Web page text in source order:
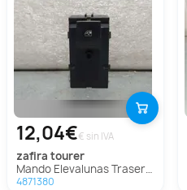
12,04€€ sin IVA
zafira tourer
Mando Elevalunas Trasero Derecho Para Opel Zafira Tourer
4871380